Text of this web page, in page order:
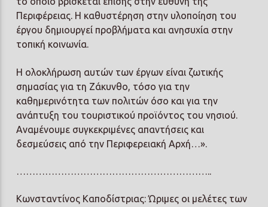
Περιφέρειας. Η καθυστέρηση στην υλοποίηση του
έργου δημιουργεί προβλήματα και ανησυχία στην
τοπική κοινωνία.
Η ολοκλήρωση αυτών των έργων είναι ζωτικής
σημασίας για τη Ζάκυνθο, τόσο για την
καθημερινότητα των πολιτών όσο και για την
ανάπτυξη του τουριστικού προϊόντος του νησιού.
Αναμένουμε συγκεκριμένες απαντήσεις και
δεσμεύσεις από την Περιφερειακή Αρχή…».
……………………………………………………..
Κωνσταντίνος Καποδίστριας: Ώριμες οι μελέτες των